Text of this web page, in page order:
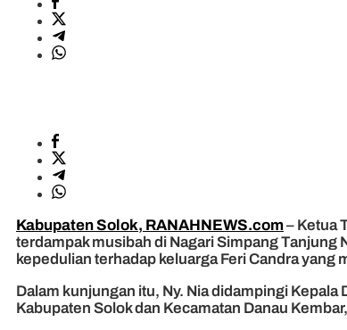
Kabupaten Solok, RANAHNEWS.com– Ketua
terdampak musibah di Nagari Simpang
kepedulian terhadap keluarga Feri Candra yang
Dalam kunjungan itu, Ny. Nia didampingi
Kabupaten Solok dan Kecamatan Danau